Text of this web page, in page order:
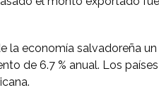
la economía salvadoreña
de 6.7 % anual. Los